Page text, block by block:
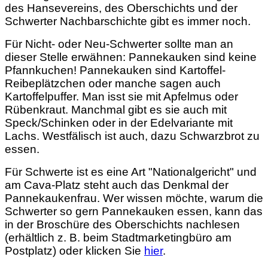
des Hansevereins, des Oberschichts und der
Schwerter Nachbarschichte gibt es immer noch.
Für Nicht- oder Neu-Schwerter sollte man an
dieser Stelle erwähnen: Pannekauken sind keine
Pfannkuchen! Pannekauken sind Kartoffel-
Reibeplätzchen oder manche sagen auch
Kartoffelpuffer. Man isst sie mit Apfelmus oder
Rübenkraut. Manchmal gibt es sie auch mit
Speck/Schinken oder in der Edelvariante mit
Lachs. Westfälisch ist auch, dazu Schwarzbrot zu
essen.
Für Schwerte ist es eine Art "Nationalgericht" und
am Cava-Platz steht auch das Denkmal der
Pannekaukenfrau. Wer wissen möchte, warum die
Schwerter so gern Pannekauken essen, kann das
in der Broschüre des Oberschichts nachlesen
(erhältlich z. B. beim Stadtmarketingbüro am
Postplatz) oder klicken Sie hier.